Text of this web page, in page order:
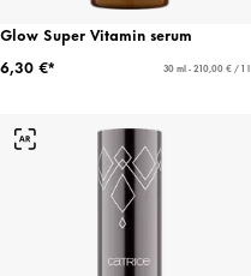
Glow Super Vitamin serum
6,30 €*
30 ml - 210,00 € / 1 l